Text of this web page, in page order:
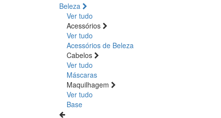
Beleza
Ver tudo
Acessórios
Ver tudo
Acessórios de Beleza
Cabelos
Ver tudo
Máscaras
Maquilhagem
Ver tudo
Base